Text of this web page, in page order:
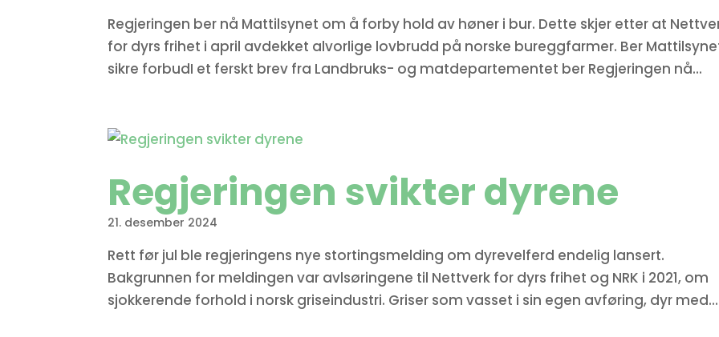
Regjeringen ber nå Mattilsynet om å forby hold av høner i bur. Dette skjer etter at
for dyrs frihet i april avdekket alvorlige lovbrudd på norske bureggfarmer. Ber
sikre forbudI et ferskt brev fra Landbruks- og matdepartementet ber Regjeringen nå...
Regjeringen svikter dyrene
21. desember 2024
Rett før jul ble regjeringens nye stortingsmelding om dyrevelferd endelig lansert.
Bakgrunnen for meldingen var avlsøringene til Nettverk for dyrs frihet og NRK i 2021, om
sjokkerende forhold i norsk griseindustri. Griser som vasset i sin egen avføring, dyr med...